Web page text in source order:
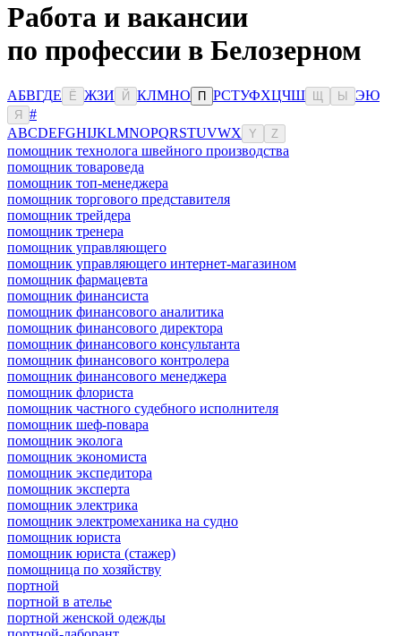
Работа и вакансии
по профессии в Белозерном
АБВГДЕ Ё ЖЗИ Й КЛМНО П РСТУФХЦЧШ Ы ЭЮ
Я
#
ABCDEFGHIJKLMNOPQRSTUVWX Y Z
помощник технолога швейного производства
помощник товароведа
помощник топ-менеджера
помощник торгового представителя
помощник трейдера
помощник тренера
помощник управляющего
помощник управляющего интернет-магазином
помощник фармацевта
помощник финансиста
помощник финансового аналитика
помощник финансового директора
помощник финансового консультанта
помощник финансового контролера
помощник финансового менеджера
помощник флориста
помощник частного судебного исполнителя
помощник шеф-повара
помощник эколога
помощник экономиста
помощник экспедитора
помощник эксперта
помощник электрика
помощник электромеханика на судно
помощник юриста
помощник юриста (стажер)
помощница по хозяйству
портной
портной в ателье
портной женской одежды